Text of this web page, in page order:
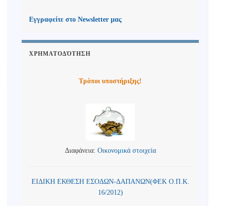
Εγγραφείτε στο Newsletter μας
ΧΡΗΜΑΤΟΔΌΤΗΣΗ
Τρόποι υποστήριξης!
Διαφάνεια: Οικονομικά στοιχεία
ΕΙΔΙΚΗ ΕΚΘΕΣΗ ΕΣΟΔΩΝ-ΔΑΠΑΝΩΝ(ΦΕΚ Ο.Π.Κ.
16/2012)